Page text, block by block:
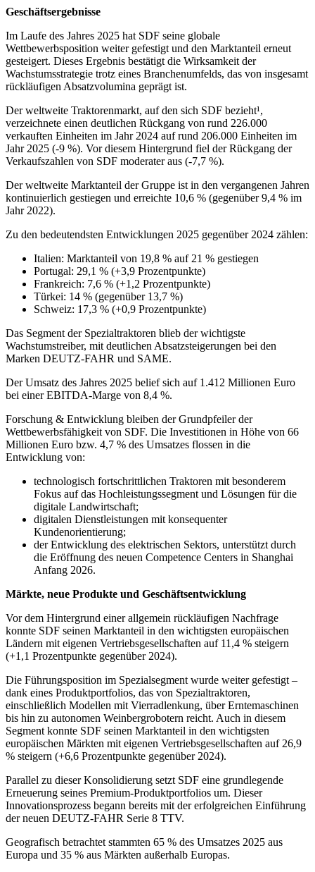
Geschäftsergebnisse
Im Laufe des Jahres 2025 hat SDF seine globale
Wettbewerbsposition weiter gefestigt und den Marktanteil erneut
gesteigert. Dieses Ergebnis bestätigt die Wirksamkeit der
Wachstumsstrategie trotz eines Branchenumfelds, das von insgesamt
rückläufigen Absatzvolumina geprägt ist.
Der weltweite Traktorenmarkt, auf den sich SDF bezieht¹,
verzeichnete einen deutlichen Rückgang von rund 226.000
verkauften Einheiten im Jahr 2024 auf rund 206.000 Einheiten im
Jahr 2025 (-9 %). Vor diesem Hintergrund fiel der Rückgang der
Verkaufszahlen von SDF moderater aus (-7,7 %).
Der weltweite Marktanteil der Gruppe ist in den vergangenen Jahren
kontinuierlich gestiegen und erreichte 10,6 % (gegenüber 9,4 % im
Jahr 2022).
Zu den bedeutendsten Entwicklungen 2025 gegenüber 2024 zählen:
Italien: Marktanteil von 19,8 % auf 21 % gestiegen
Portugal: 29,1 % (+3,9 Prozentpunkte)
Frankreich: 7,6 % (+1,2 Prozentpunkte)
Türkei: 14 % (gegenüber 13,7 %)
Schweiz: 17,3 % (+0,9 Prozentpunkte)
Das Segment der Spezialtraktoren blieb der wichtigste
Wachstumstreiber, mit deutlichen Absatzsteigerungen bei den
Marken DEUTZ-FAHR und SAME.
Der Umsatz des Jahres 2025 belief sich auf 1.412 Millionen Euro
bei einer EBITDA-Marge von 8,4 %.
Forschung & Entwicklung bleiben der Grundpfeiler der
Wettbewerbsfähigkeit von SDF. Die Investitionen in Höhe von 66
Millionen Euro bzw. 4,7 % des Umsatzes flossen in die
Entwicklung von:
technologisch fortschrittlichen Traktoren mit besonderem
Fokus auf das Hochleistungssegment und Lösungen für die
digitale Landwirtschaft;
digitalen Dienstleistungen mit konsequenter
Kundenorientierung;
der Entwicklung des elektrischen Sektors, unterstützt durch
die Eröffnung des neuen Competence Centers in Shanghai
Anfang 2026.
Märkte, neue Produkte und Geschäftsentwicklung
Vor dem Hintergrund einer allgemein rückläufigen Nachfrage
konnte SDF seinen Marktanteil in den wichtigsten europäischen
Ländern mit eigenen Vertriebsgesellschaften auf 11,4 % steigern
(+1,1 Prozentpunkte gegenüber 2024).
Die Führungsposition im Spezialsegment wurde weiter gefestigt –
dank eines Produktportfolios, das von Spezialtraktoren,
einschließlich Modellen mit Vierradlenkung, über Erntemaschinen
bis hin zu autonomen Weinbergrobotern reicht. Auch in diesem
Segment konnte SDF seinen Marktanteil in den wichtigsten
europäischen Märkten mit eigenen Vertriebsgesellschaften auf 26,9
% steigern (+6,6 Prozentpunkte gegenüber 2024).
Parallel zu dieser Konsolidierung setzt SDF eine grundlegende
Erneuerung seines Premium-Produktportfolios um. Dieser
Innovationsprozess begann bereits mit der erfolgreichen Einführung
der neuen DEUTZ-FAHR Serie 8 TTV.
Geografisch betrachtet stammten 65 % des Umsatzes 2025 aus
Europa und 35 % aus Märkten außerhalb Europas.